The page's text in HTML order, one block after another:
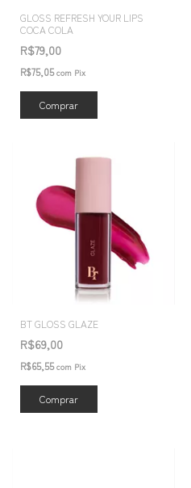
GLOSS REFRESH YOUR LIPS
COCA COLA
R$79,00
R$75,05com Pix
BT GLOSS GLAZE
R$69,00
R$65,55com Pix
Comprar